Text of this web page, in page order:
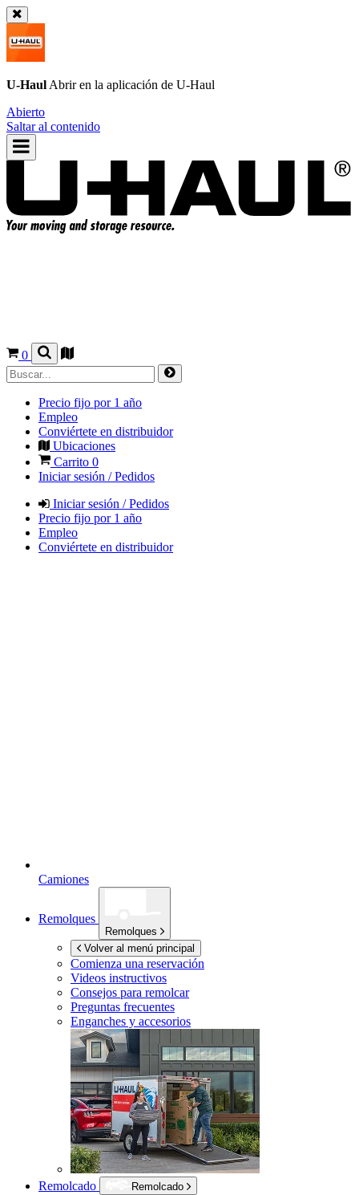
U-Haul Abrir en la aplicación de U-Haul
Abierto
Saltar al contenido
0
Precio fijo por 1 año
Empleo
Conviértete en distribuidor
Ubicaciones
Carrito 0
Iniciar sesión / Pedidos
Iniciar sesión / Pedidos
Precio fijo por 1 año
Empleo
Conviértete en distribuidor
Camiones
Remolques
Remolques
Volver al menú principal
Comienza una reservación
Videos instructivos
Consejos para remolcar
Preguntas frecuentes
Enganches y accesorios
Remolcado
Remolcado